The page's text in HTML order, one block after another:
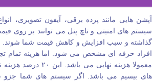
آپشن‌ هایی مانند پرده برقی، آیفون تصویری،
سیستم‌ های امنیتی و تاچ پنل می‌ توانند بر روی
گذاشته و سبب افزایش و کاهش قیمت شما شوند.
معمولا هزینه نهایی می‌
های بیسیم می‌ باشد. اگر سیستم‌ های شما